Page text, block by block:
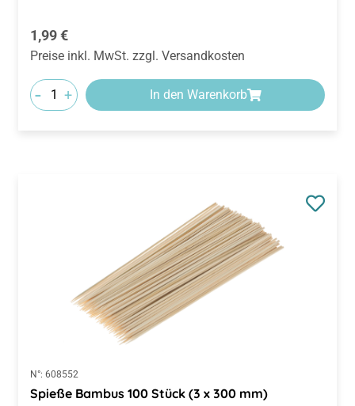
Regulärer Preis:
1,99 €
Preise inkl. MwSt. zzgl. Versandkosten
- + In den Warenkorb
N°: 608552
Spieße Bambus 100 Stück (3 x 300 mm)